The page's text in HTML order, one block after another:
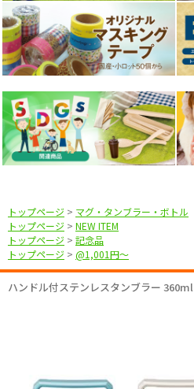
トップページ > マグ・タンブラー・ボトル
トップページ > NEW ITEM
トップページ > 記念品
トップページ > @1,001円〜
ハンドル付ステンレスタンブラー 360ml